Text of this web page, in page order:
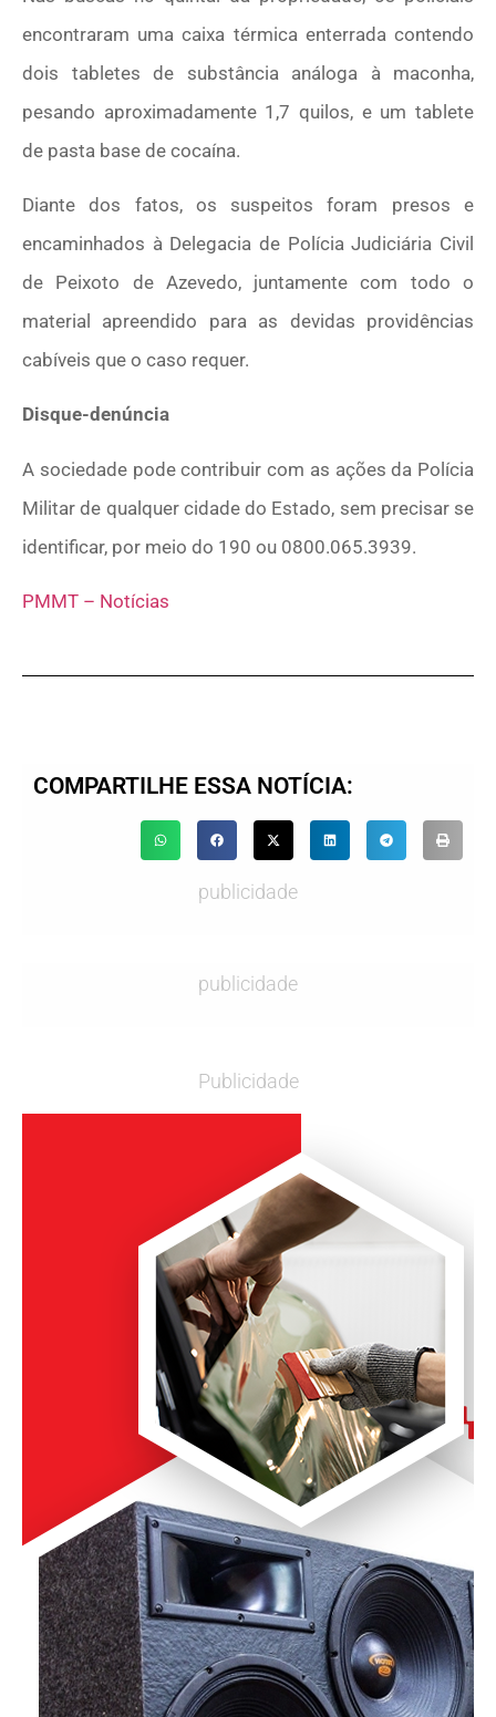
encontraram uma caixa térmica enterrada contendo
dois tabletes de substância análoga à maconha,
pesando aproximadamente 1,7 quilos, e um tablete
de pasta base de cocaína.
Diante dos fatos, os suspeitos foram presos e
encaminhados à Delegacia de Polícia Judiciária Civil
de Peixoto de Azevedo, juntamente com todo o
material apreendido para as devidas providências
cabíveis que o caso requer.
Disque-denúncia
A sociedade pode contribuir com as ações da Polícia
Militar de qualquer cidade do Estado, sem precisar se
identificar, por meio do 190 ou 0800.065.3939.
PMMT – Notícias
COMPARTILHE ESSA NOTÍCIA:
publicidade
publicidade
Publicidade